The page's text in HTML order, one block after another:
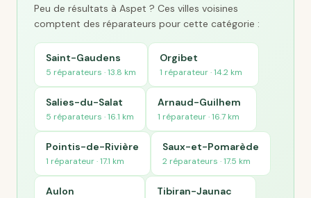
Peu de résultats à Aspet ? Ces villes voisines
comptent des réparateurs pour cette catégorie :
Saint-Gaudens
5 réparateurs · 13.8 km
Orgibet
1 réparateur · 14.2 km
Salies-du-Salat
5 réparateurs · 16.1 km
Arnaud-Guilhem
1 réparateur · 16.7 km
Pointis-de-Rivière
1 réparateur · 17.1 km
Saux-et-Pomarède
2 réparateurs · 17.5 km
Aulon Tibiran-Jaunac